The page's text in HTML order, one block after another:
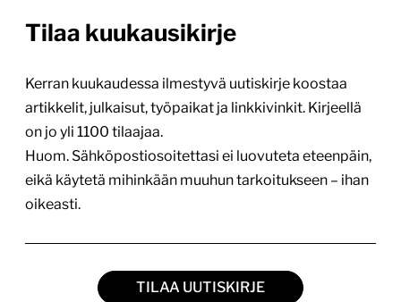
Tilaa kuukausikirje
Kerran kuukaudessa ilmestyvä uutiskirje koostaa
artikkelit, julkaisut, työpaikat ja linkkivinkit. Kirjeellä
on jo yli 1100 tilaajaa.
Huom. Sähköpostiosoitettasi ei luovuteta eteenpäin,
eikä käytetä mihinkään muuhun tarkoitukseen – ihan
oikeasti.
TILAA UUTISKIRJE